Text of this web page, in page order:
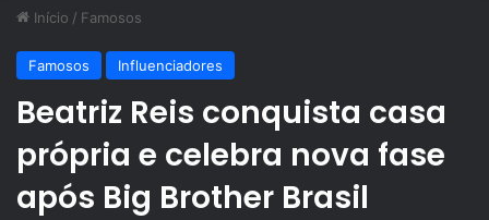
Início / Famosos
Famosos Influenciadores
Beatriz Reis conquista casa
própria e celebra nova fase
após Big Brother Brasil